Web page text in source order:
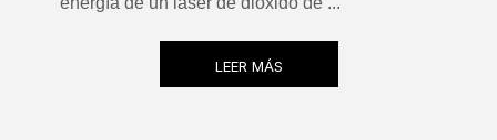
LEER MÁS